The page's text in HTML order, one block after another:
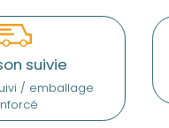
suivie
/ emballage